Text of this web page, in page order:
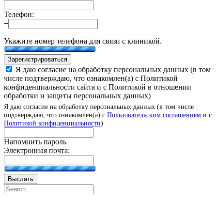
Телефон:
+
Укажите номер телефона для связи с клиникой.
Зарегистрироваться
Я даю согласие на обработку персональных данных (в том
числе подтверждаю, что ознакомлен(а) с Политикой
конфиденциальности сайта и с Политикой в отношении
обработки и защиты персональных данных)
Я даю согласие на обработку персональных данных (в том числе
подтверждаю, что ознакомлен(а) с Пользовательским соглашением и с
Политикой конфиденциальности)
Напомнить пароль
Электронная почта:
Выслать